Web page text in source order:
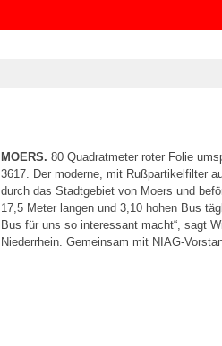
MOERS. 80 Quadratmeter roter Folie
3617. Der moderne, mit Rußpartikelfilter
durch das Stadtgebiet von Moers und
17,5 Meter langen und 3,10 hohen Bus
Bus für uns so interessant macht“, sagt
Niederrhein. Gemeinsam mit NIAG-